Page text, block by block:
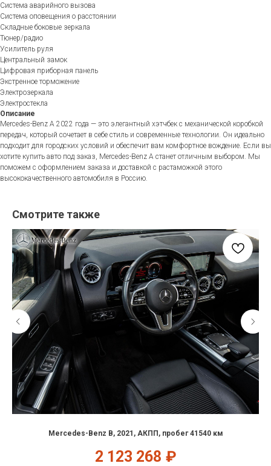
Система аварийного вызова
Система оповещения о расстоянии
Складные боковые зеркала
Тюнер/радио
Усилитель руля
Центральный замок
Цифровая приборная панель
Экстренное торможение
Электрозеркала
Электростекла
Описание
Mercedes-Benz A 2022 года — это элегантный хэтчбек с механической коробкой
передач, который сочетает в себе стиль и современные технологии. Он идеально
подходит для городских условий и обеспечит вам комфортное вождение. Если вы
хотите купить авто под заказ, Mercedes-Benz A станет отличным выбором. Мы
поможем с оформлением заказа и доставкой с растаможкой этого
высококачественного автомобиля в Россию.
Смотрите также
Mercedes-Benz B, 2021, АКПП, пробег 41540 км
2 123 268 ₽